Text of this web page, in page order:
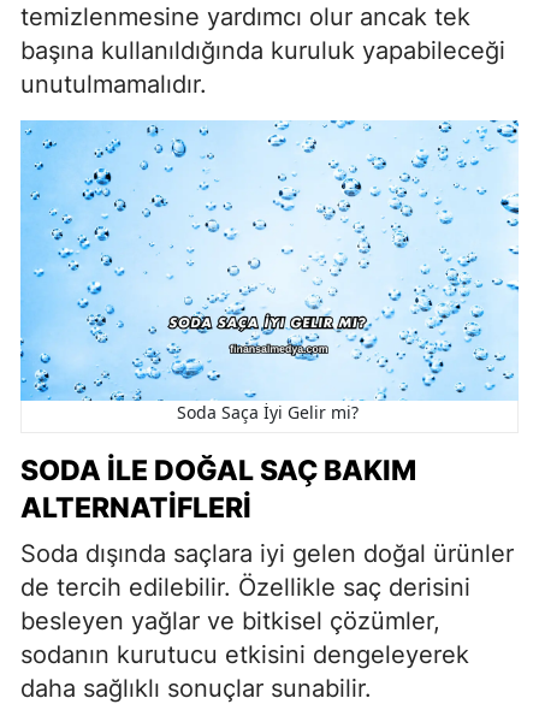
temizlenmesine yardımcı olur ancak tek
başına kullanıldığında kuruluk yapabileceği
unutulmamalıdır.
Soda Saça İyi Gelir mi?
SODA İLE DOĞAL SAÇ BAKIM
ALTERNATIFLERI
Soda dışında saçlara iyi gelen doğal ürünler
de tercih edilebilir. Özellikle saç derisini
besleyen yağlar ve bitkisel çözümler,
sodanın kurutucu etkisini dengeleyerek
daha sağlıklı sonuçlar sunabilir.